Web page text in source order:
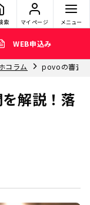
索 マイページ メニュー
WEB申込み
コラム povoの審査
解説！落